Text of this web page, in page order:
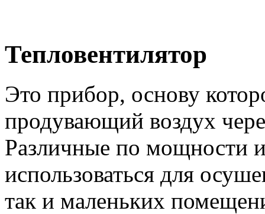
Тепловентилятор
Это прибор, основу
продувающий воздух
Различные по мощности
использоваться для
так и маленьких